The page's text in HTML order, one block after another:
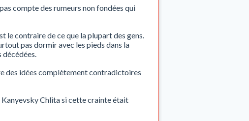
compte des rumeurs non fondées qui
le contraire de ce que la plupart des gens.
pas dormir avec les pieds dans la
des idées complètement contradictoires
Kanyevsky Chlita si cette crainte était